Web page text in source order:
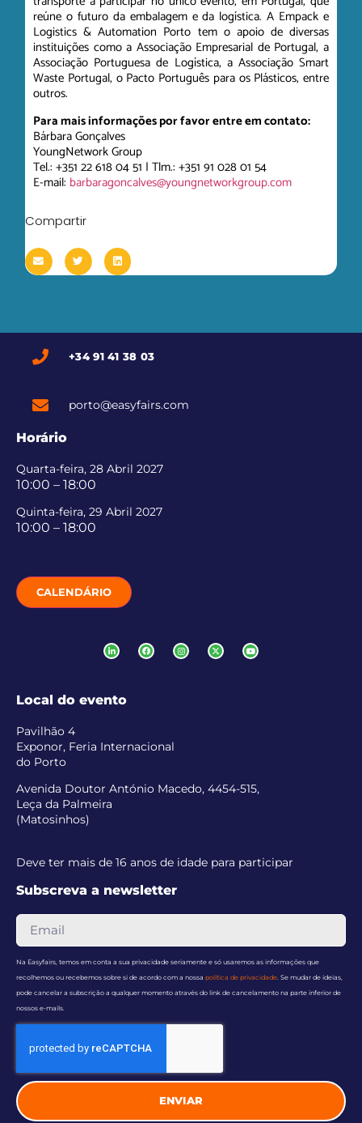
reúne o futuro da embalagem e da logística. A Empack e
Logistics & Automation Porto tem o apoio de diversas
instituições como a Associação Empresarial de Portugal, a
Associação Portuguesa de Logística, a Associação Smart
Waste Portugal, o Pacto Português para os Plásticos, entre
outros.
Para mais informações por favor entre em contato:
Bárbara Gonçalves
YoungNetwork Group
Tel.: +351 22 618 04 51 | Tlm.: +351 91 028 01 54
E-mail: barbaragoncalves@youngnetworkgroup.com
Compartir
+34 91 41 38 03
porto@easyfairs.com
Horário
Quarta-feira, 28 Abril 2027
10:00 – 18:00
Quinta-feira, 29 Abril 2027
10:00 – 18:00
CALENDÁRIO
Local do evento
Pavilhão 4
Exponor, Feria Internacional
do Porto
Avenida Doutor António Macedo, 4454-515,
Leça da Palmeira
(Matosinhos)
Deve ter mais de 16 anos de idade para participar
Subscreva a newsletter
Na Easyfairs, temos em conta a sua privacidade seriamente e só usaremos as informações que
recolhemos ou recebemos sobre si de acordo com a nossa política de privacidade . Se mudar de ideias,
pode cancelar a subscrição a qualquer momento através do link de cancelamento na parte inferior de
nossos e-mails.
ENVIAR